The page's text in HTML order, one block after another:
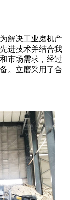
解决工业磨机产
进技术并结合我
市场需求，经过
。立磨采用了合